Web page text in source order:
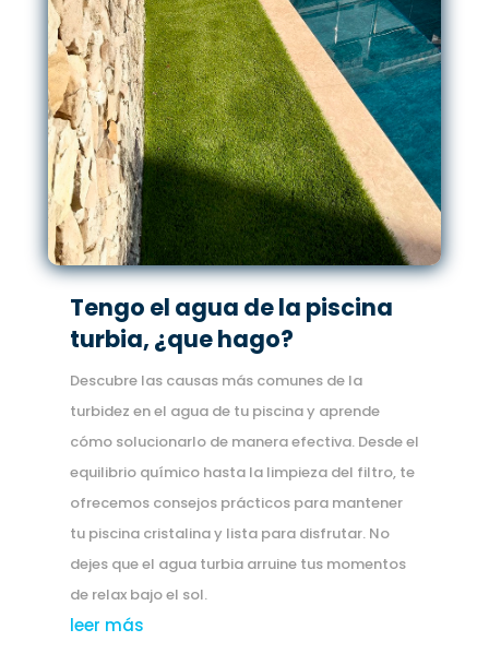
Tengo el agua de la piscina
turbia, ¿que hago?
Descubre las causas más comunes de la
turbidez en el agua de tu piscina y aprende
cómo solucionarlo de manera efectiva. Desde el
equilibrio químico hasta la limpieza del filtro, te
ofrecemos consejos prácticos para mantener
tu piscina cristalina y lista para disfrutar. No
dejes que el agua turbia arruine tus momentos
de relax bajo el sol.
leer más